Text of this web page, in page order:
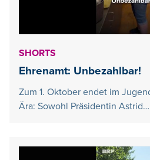
SHORTS
Ehrenamt: Unbezahlbar!
Zum 1. Oktober endet im
Ära: Sowohl Präsidentin Astrid…